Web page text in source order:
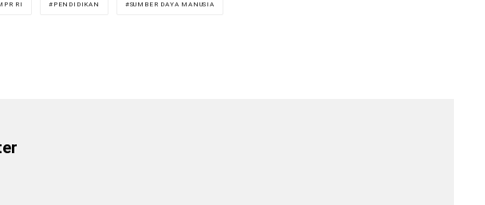
RI PENDIDIKAN SUMBER DAYA MANUSIA